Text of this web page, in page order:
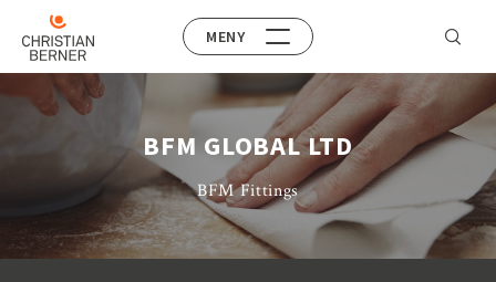
MENY
BFM GLOBAL LTD
BFM Fittings